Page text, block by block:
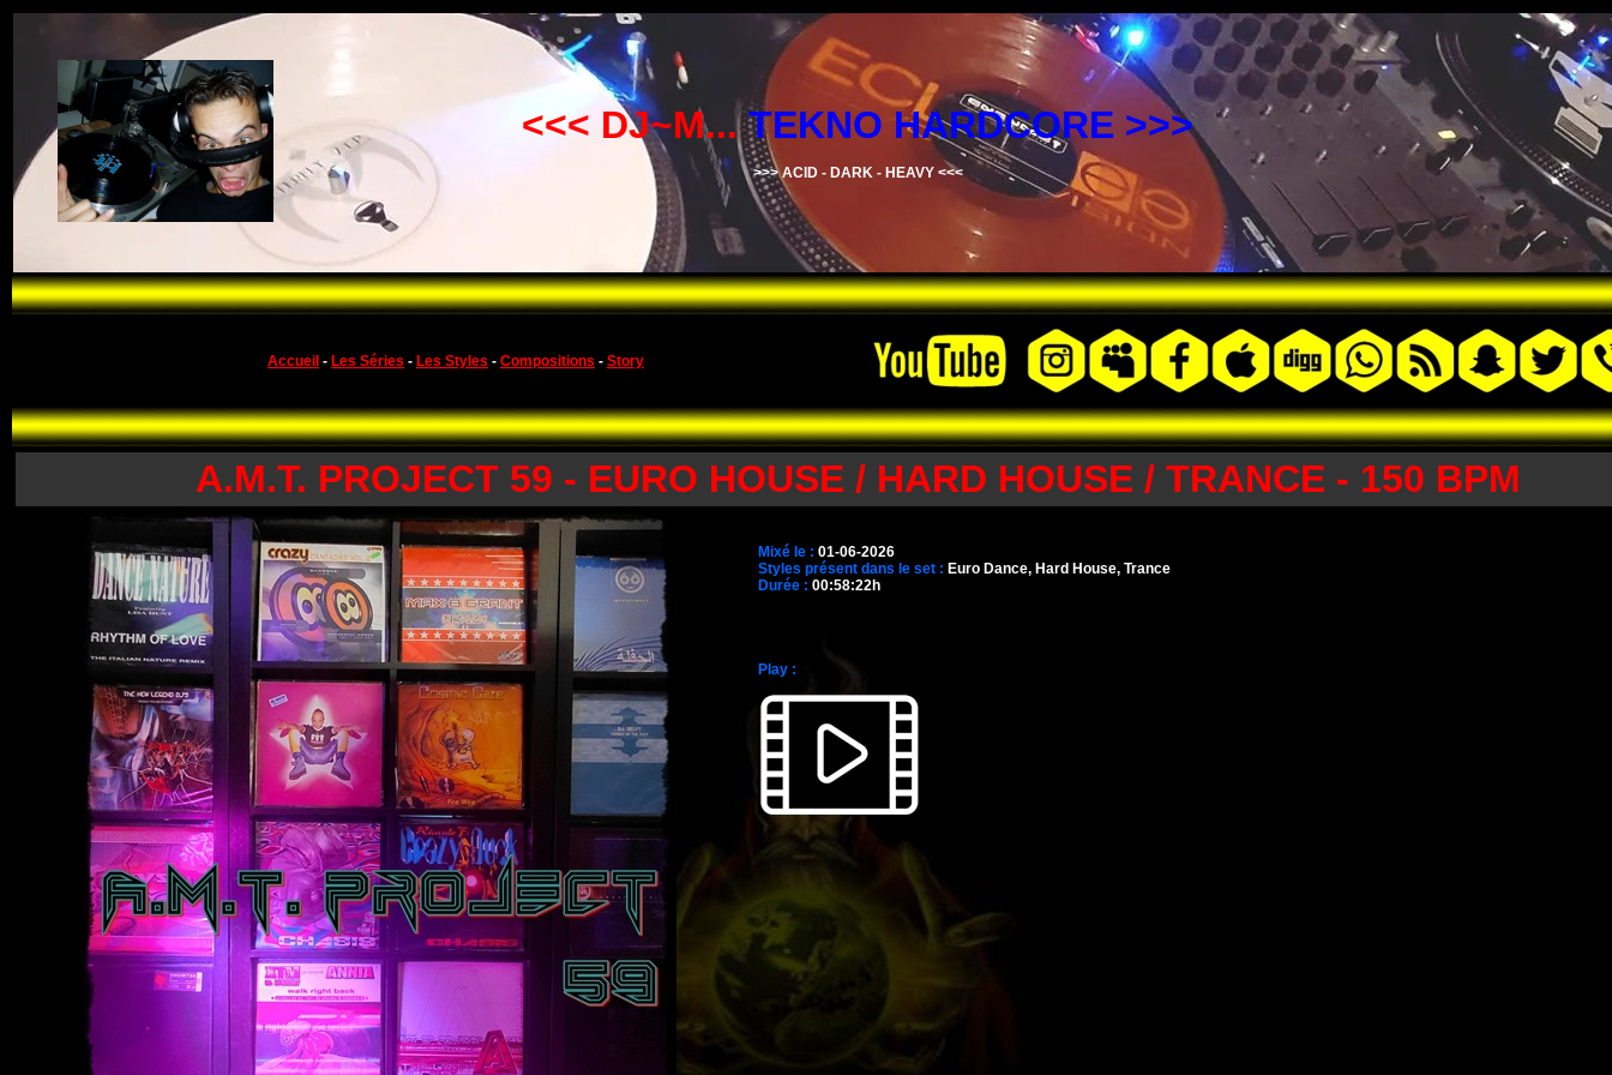
<<< DJ~M...TEKNO HARDCORE >>>
>>> ACID - DARK - HEAVY <<<
Accueil - Les Séries - Les Styles - Compositions - Story
A.M.T. PROJECT 59 - EURO HOUSE / HARD HOUSE / TRANCE - 150 BPM
Mixé le : 01-06-2026
Styles présent dans le set : Euro Dance, Hard House, Trance
Durée : 00:58:22h
Play :